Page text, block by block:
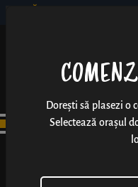
Dorești să plasezi o
Selectează orașul